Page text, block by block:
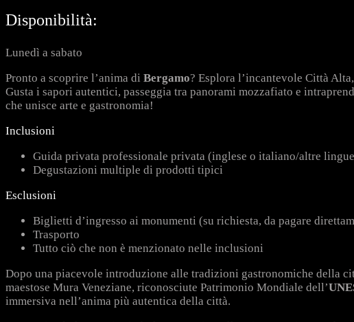
Disponibilità:
Lunedì a sabato
Pronto a scoprire l’anima di Bergamo? Esplora l’incantevole Città
Gusta i sapori autentici, passeggia tra panorami mozzafiato e
che unisce arte e gastronomia!
Inclusioni
Guida privata professionale privata (inglese o italiano/altre
Degustazioni multiple di prodotti tipici
Esclusioni
Biglietti d’ingresso ai monumenti (su richiesta, da pagare
Trasporto
Tutto ciò che non è menzionato nelle inclusioni
Dopo una piacevole introduzione alle tradizioni gastronomiche della
maestose Mura Veneziane, riconosciute Patrimonio Mondiale dell’
immersiva nell’anima più autentica della città.